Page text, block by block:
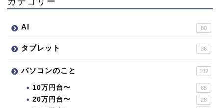
AI 80
タブレット 36
パソコンのこと 182
10万円台〜 65
20万円台〜 28